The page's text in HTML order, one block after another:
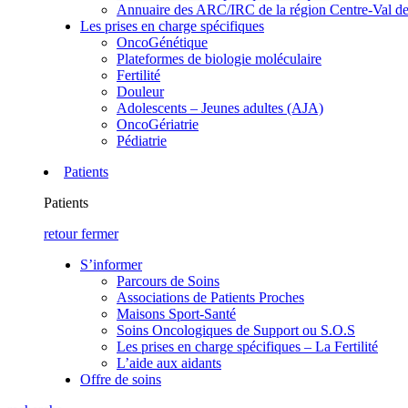
Annuaire des ARC/IRC de la région Centre-Val
Les prises en charge spécifiques
OncoGénétique
Plateformes de biologie moléculaire
Fertilité
Douleur
Adolescents – Jeunes adultes (AJA)
OncoGériatrie
Pédiatrie
Patients
Patients
retour fermer
S’informer
Parcours de Soins
Associations de Patients Proches
Maisons Sport-Santé
Soins Oncologiques de Support ou S.O.S
Les prises en charge spécifiques – La Fertilité
L’aide aux aidants
Offre de soins